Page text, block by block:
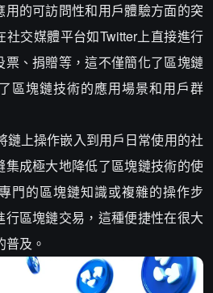
的可訪問性和用戶體驗方面的突
交媒體平台如Twitter上直接進行
、捐贈等，這不僅簡化了區塊鏈
區塊鏈技術的應用場景和用戶群
鏈上操作嵌入到用戶日常使用的社
成極大地降低了區塊鏈技術的使
門的區塊鏈知識或複雜的操作步
區塊鏈交易，這種便捷性在很大
及。